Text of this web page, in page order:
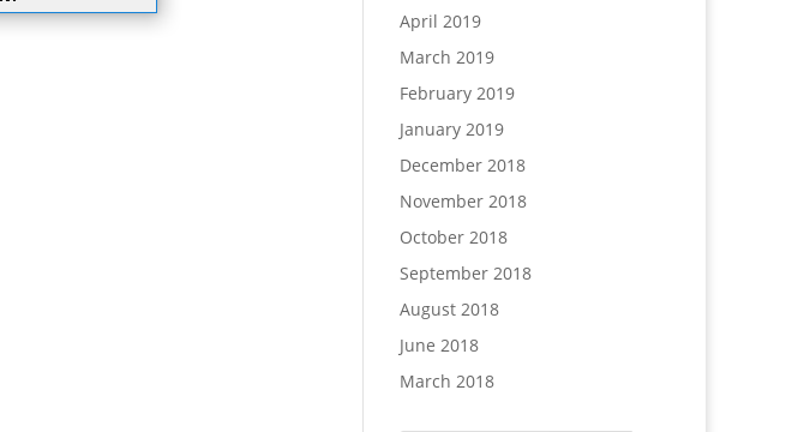
April 2019
March 2019
February 2019
January 2019
December 2018
November 2018
October 2018
September 2018
August 2018
June 2018
March 2018